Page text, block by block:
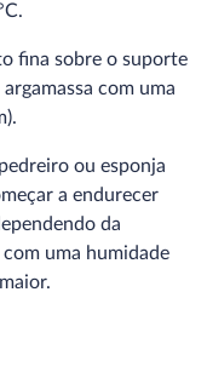
fina sobre o suporte
com uma
ou esponja
a endurecer
da
uma humidade